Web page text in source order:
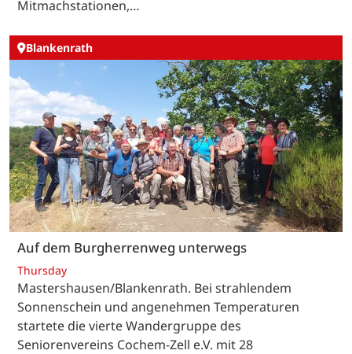
Mitmachstationen,…
Blankenrath
Auf dem Burgherrenweg unterwegs
Thursday
Mastershausen/Blankenrath. Bei strahlendem
Sonnenschein und angenehmen Temperaturen
startete die vierte Wandergruppe des
Seniorenvereins Cochem-Zell e.V. mit 28